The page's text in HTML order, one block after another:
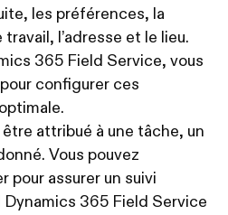
les préférences, la
l’adresse et le lieu.
365 Field Service, vous
configurer ces
attribué à une tâche, un
Vous pouvez
pour assurer un suivi
365 Field Service